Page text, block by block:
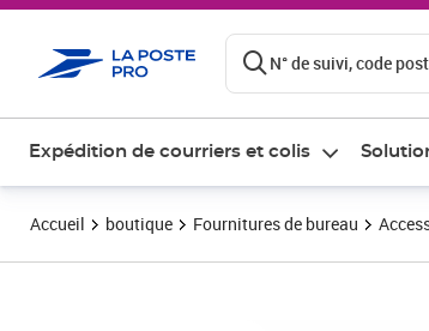
N° de suivi, code
Expédition de courriers et colis
Accueil boutique Fournitures de bureau